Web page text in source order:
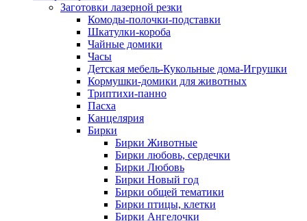
Заготовки лазерной резки
Комоды-полочки-подставки
Шкатулки-короба
Чайные домики
Часы
Детская мебель-Кукольные дома-Игрушки
Кормушки-домики для животных
Триптихи-панно
Пасха
Канцелярия
Бирки
Бирки Животные
Бирки любовь, сердечки
Бирки Любовь
Бирки Новый год
Бирки общей тематики
Бирки птицы, клетки
Бирки Ангелочки